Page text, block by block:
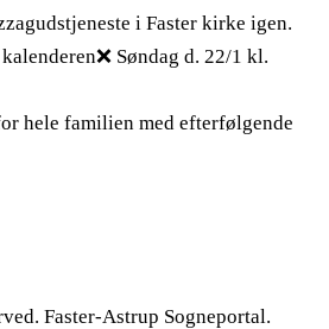
i Faster kirke igen.
Søndag d. 22/1 kl.
hele familien med efterfølgende
Faster-Astrup Sogneportal.